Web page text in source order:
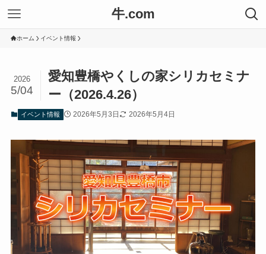
牛.com
ホーム イベント情報
愛知豊橋やくしの家シリカセミナ
ー（2026.4.26）
2026
5/04
イベント情報 2026年5月3日 2026年5月4日